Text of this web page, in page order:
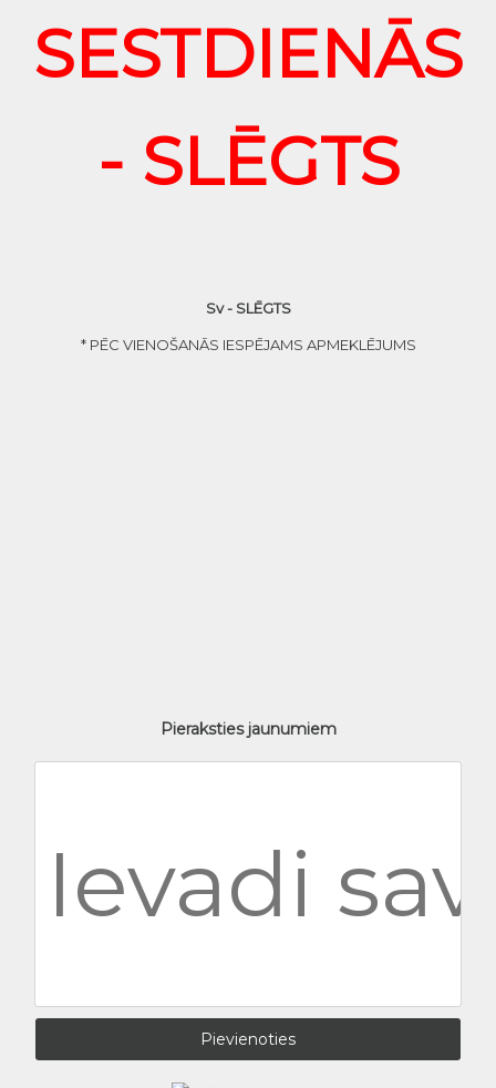
SESTDIENĀS
- SLĒGTS
Sv - SLĒGTS
* PĒC VIENOŠANĀS IESPĒJAMS APMEKLĒJUMS
Pieraksties jaunumiem